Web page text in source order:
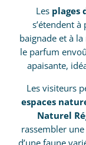
Les plages
s’étendent
baignade et à
le parfum
apaisante,
Les visiteurs
espaces
Naturel
rassembler
d’une faune